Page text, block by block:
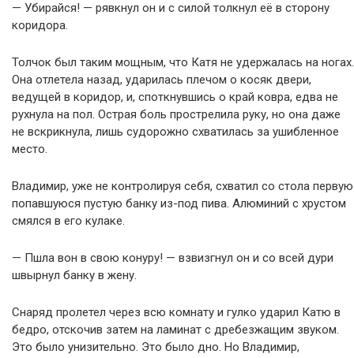
— Убирайся! — рявкнул он и с силой толкнул её в сторону
коридора.
Толчок был таким мощным, что Катя не удержалась на ногах.
Она отлетела назад, ударилась плечом о косяк двери,
ведущей в коридор, и, споткнувшись о край ковра, едва не
рухнула на пол. Острая боль прострелила руку, но она даже
не вскрикнула, лишь судорожно схватилась за ушибленное
место.
Владимир, уже не контролируя себя, схватил со стола первую
попавшуюся пустую банку из-под пива. Алюминий с хрустом
смялся в его кулаке.
— Пшла вон в свою конуру! — взвизгнул он и со всей дури
швырнул банку в жену.
Снаряд пролетел через всю комнату и гулко ударил Катю в
бедро, отскочив затем на ламинат с дребезжащим звуком.
Это было унизительно. Это было дно. Но Владимир,